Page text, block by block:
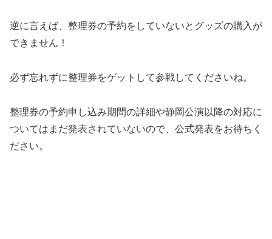
逆に言えば、整理券の予約をしていないとグッズの購入が
できません！
必ず忘れずに整理券をゲットして参戦してくださいね。
整理券の予約申し込み期間の詳細や静岡公演以降の対応に
ついてはまだ発表されていないので、公式発表をお待ちく
ださい。